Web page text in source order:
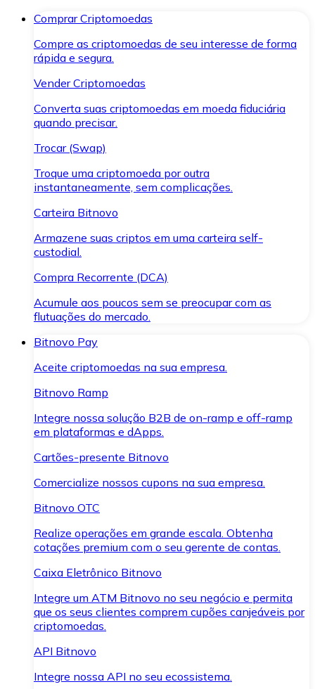
Comprar Criptomoedas
Compre as criptomoedas de seu interesse de forma
rápida e segura.
Vender Criptomoedas
Converta suas criptomoedas em moeda fiduciária
quando precisar.
Trocar (Swap)
Troque uma criptomoeda por outra
instantaneamente, sem complicações.
Carteira Bitnovo
Armazene suas criptos em uma carteira self-
custodial.
Compra Recorrente (DCA)
Acumule aos poucos sem se preocupar com as
flutuações do mercado.
Bitnovo Pay
Aceite criptomoedas na sua empresa.
Bitnovo Ramp
Integre nossa solução B2B de on-ramp e off-ramp
em plataformas e dApps.
Cartões-presente Bitnovo
Comercialize nossos cupons na sua empresa.
Bitnovo OTC
Realize operações em grande escala. Obtenha
cotações premium com o seu gerente de contas.
Caixa Eletrônico Bitnovo
Integre um ATM Bitnovo no seu negócio e permita
que os seus clientes comprem cupões canjeáveis por
criptomoedas.
API Bitnovo
Integre nossa API no seu ecossistema.